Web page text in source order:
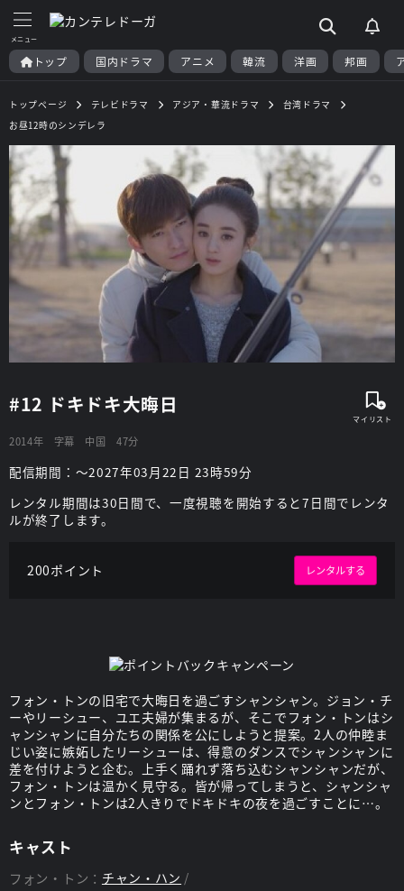
トップ 国内ドラマ アニメ 韓流 洋画 邦画
トップページ テレビドラマ アジア・華流ドラマ
台湾ドラマ
お昼12時のシンデレラ
#12 ドキドキ大晦日
2014年 字幕 中国 47分
配信期間：～2027年03月22日 23時59分
レンタル期間は30日間で、一度視聴を開始すると7日間でレンタ
ルが終了します。
200ポイント レンタルする
フォン・トンの旧宅で大晦日を過ごすシャンシャン。ジョン・チ
ーやリーシュー、ユエ夫婦が集まるが、そこでフォン・トンはシ
ャンシャンに自分たちの関係を公にしようと提案。2人の仲睦ま
じい姿に嫉妬したリーシューは、得意のダンスでシャンシャンに
差を付けようと企む。上手く踊れず落ち込むシャンシャンだが、
フォン・トンは温かく見守る。皆が帰ってしまうと、シャンシャ
ンとフォン・トンは2人きりでドキドキの夜を過ごすことに…。
キャスト
フォン・トン： チャン・ハン